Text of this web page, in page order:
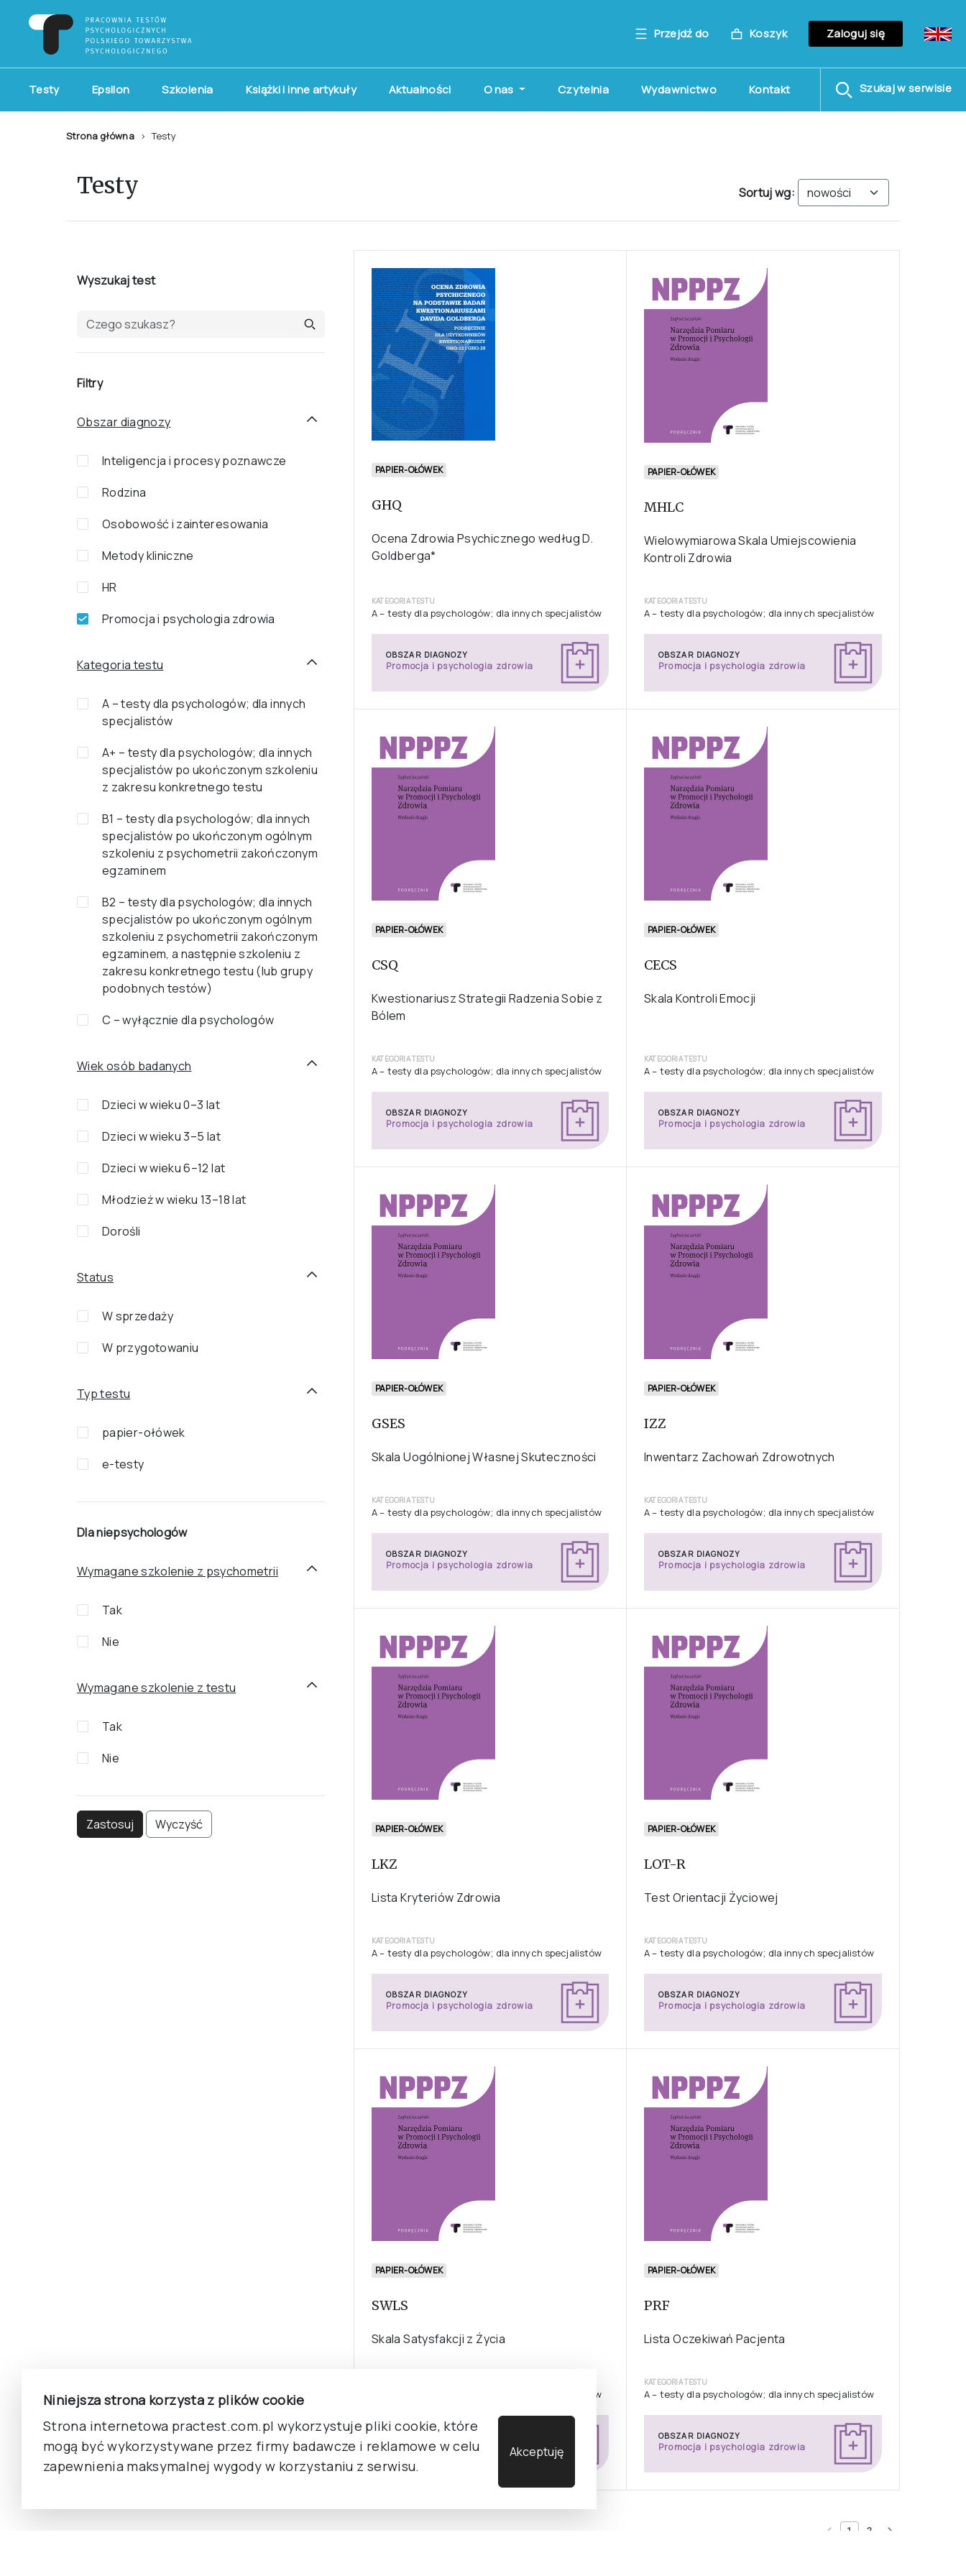
Niniejsza strona korzysta z plików cookie
Strona internetowa practest.com.pl wykorzystuje pliki cookie, które
mogą być wykorzystywane przez firmy badawcze i reklamowe w celu
zapewnienia maksymalnej wygody w korzystaniu z serwisu.
Akceptuję
Przejdź do Koszyk Zaloguj się
Testy Epsilon Szkolenia Książki i inne artykuły Aktualności O nas Czytelnia Wydawnictwo Kontakt Szukaj w serwisie
Strona główna Testy
Testy Sortuj wg:
Wyszukaj test
Filtry
Obszar diagnozy
Inteligencja i procesy poznawcze
Rodzina
Osobowość i zainteresowania
Metody kliniczne
HR
Promocja i psychologia zdrowia
Kategoria testu
A – testy dla psychologów; dla innych
specjalistów
A+ – testy dla psychologów; dla innych
specjalistów po ukończonym szkoleniu
z zakresu konkretnego testu
B1 – testy dla psychologów; dla innych
specjalistów po ukończonym ogólnym
szkoleniu z psychometrii zakończonym
egzaminem
B2 – testy dla psychologów; dla innych
specjalistów po ukończonym ogólnym
szkoleniu z psychometrii zakończonym
egzaminem, a następnie szkoleniu z
zakresu konkretnego testu (lub grupy
podobnych testów)
C – wyłącznie dla psychologów
Wiek osób badanych
Dzieci w wieku 0–3 lat
Dzieci w wieku 3–5 lat
Dzieci w wieku 6–12 lat
Młodzież w wieku 13–18 lat
Dorośli
Status
W sprzedaży
W przygotowaniu
Typ testu
papier-ołówek
e-testy
Dla niepsychologów
Wymagane szkolenie z psychometrii
Tak
Nie
Wymagane szkolenie z testu
Tak
Nie
Zastosuj Wyczyść
PAPIER-OŁÓWEK
GHQ
Ocena Zdrowia Psychicznego według D.
Goldberga*
KATEGORIA TESTU
A – testy dla psychologów; dla innych specjalistów
OBSZAR DIAGNOZY
Promocja i psychologia zdrowia
PAPIER-OŁÓWEK
MHLC
Wielowymiarowa Skala Umiejscowienia
Kontroli Zdrowia
KATEGORIA TESTU
A – testy dla psychologów; dla innych specjalistów
OBSZAR DIAGNOZY
Promocja i psychologia zdrowia
PAPIER-OŁÓWEK
CSQ
Kwestionariusz Strategii Radzenia Sobie z
Bólem
KATEGORIA TESTU
A – testy dla psychologów; dla innych specjalistów
OBSZAR DIAGNOZY
Promocja i psychologia zdrowia
PAPIER-OŁÓWEK
CECS
Skala Kontroli Emocji
KATEGORIA TESTU
A – testy dla psychologów; dla innych specjalistów
OBSZAR DIAGNOZY
Promocja i psychologia zdrowia
PAPIER-OŁÓWEK
GSES
Skala Uogólnionej Własnej Skuteczności
KATEGORIA TESTU
A – testy dla psychologów; dla innych specjalistów
OBSZAR DIAGNOZY
Promocja i psychologia zdrowia
PAPIER-OŁÓWEK
IZZ
Inwentarz Zachowań Zdrowotnych
KATEGORIA TESTU
A – testy dla psychologów; dla innych specjalistów
OBSZAR DIAGNOZY
Promocja i psychologia zdrowia
PAPIER-OŁÓWEK
LKZ
Lista Kryteriów Zdrowia
KATEGORIA TESTU
A – testy dla psychologów; dla innych specjalistów
OBSZAR DIAGNOZY
Promocja i psychologia zdrowia
PAPIER-OŁÓWEK
LOT-R
Test Orientacji Życiowej
KATEGORIA TESTU
A – testy dla psychologów; dla innych specjalistów
OBSZAR DIAGNOZY
Promocja i psychologia zdrowia
PAPIER-OŁÓWEK
SWLS
Skala Satysfakcji z Życia
A – testy dla psychologów; dla innych specjalistów
OBSZAR DIAGNOZY
Promocja i psychologia zdrowia
PAPIER-OŁÓWEK
PRF
Lista Oczekiwań Pacjenta
KATEGORIA TESTU
A – testy dla psychologów; dla innych specjalistów
OBSZAR DIAGNOZY
Promocja i psychologia zdrowia
1 2